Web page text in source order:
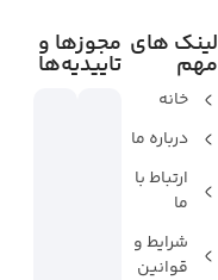
لینک های
مهم
خانه
درباره ما
ارتباط با
ما
شرایط و
قوانین
مجوزها و
تاییدیه‌ها